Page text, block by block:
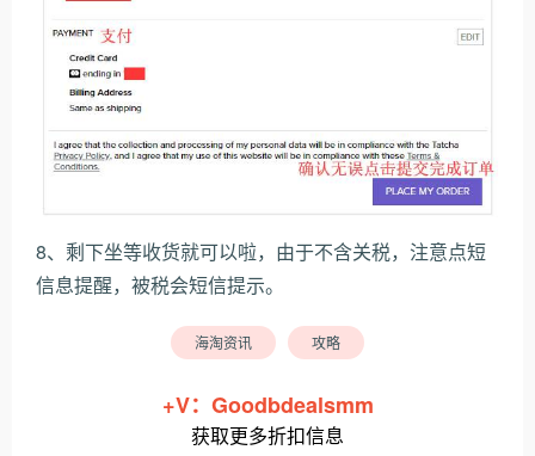
8、剩下坐等收货就可以啦，由于不含关税，注意点短
信息提醒，被税会短信提示。
海淘资讯 攻略
+V：Goodbdealsmm
获取更多折扣信息